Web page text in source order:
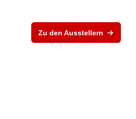
Zu den Ausstellern